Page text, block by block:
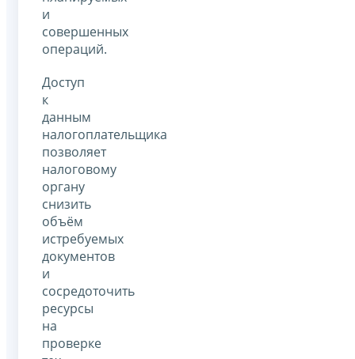
и
совершенных
операций.
Доступ
к
данным
налогоплательщика
позволяет
налоговому
органу
снизить
объём
истребуемых
документов
и
сосредоточить
ресурсы
на
проверке